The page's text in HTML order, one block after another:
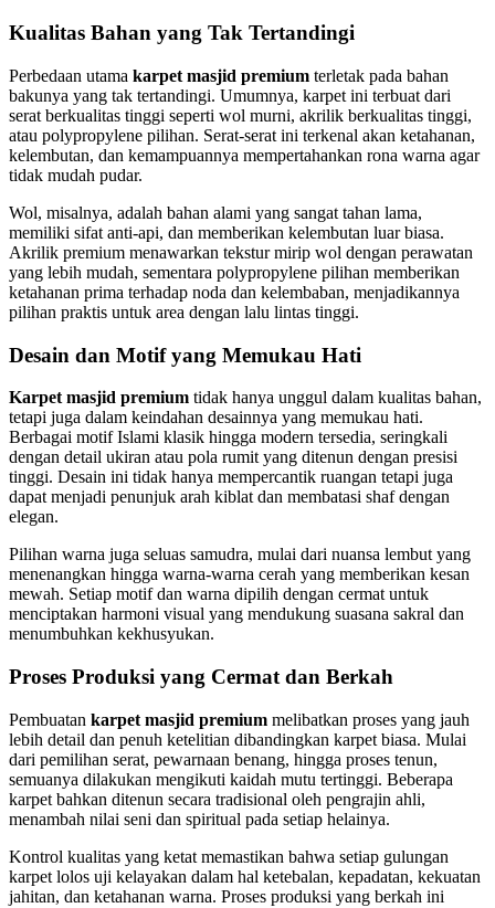
Kualitas Bahan yang Tak Tertandingi
Perbedaan utama karpet masjid premium terletak pada bahan
bakunya yang tak tertandingi. Umumnya, karpet ini terbuat dari
serat berkualitas tinggi seperti wol murni, akrilik berkualitas tinggi,
atau polypropylene pilihan. Serat-serat ini terkenal akan ketahanan,
kelembutan, dan kemampuannya mempertahankan rona warna agar
tidak mudah pudar.
Wol, misalnya, adalah bahan alami yang sangat tahan lama,
memiliki sifat anti-api, dan memberikan kelembutan luar biasa.
Akrilik premium menawarkan tekstur mirip wol dengan perawatan
yang lebih mudah, sementara polypropylene pilihan memberikan
ketahanan prima terhadap noda dan kelembaban, menjadikannya
pilihan praktis untuk area dengan lalu lintas tinggi.
Desain dan Motif yang Memukau Hati
Karpet masjid premium tidak hanya unggul dalam kualitas bahan,
tetapi juga dalam keindahan desainnya yang memukau hati.
Berbagai motif Islami klasik hingga modern tersedia, seringkali
dengan detail ukiran atau pola rumit yang ditenun dengan presisi
tinggi. Desain ini tidak hanya mempercantik ruangan tetapi juga
dapat menjadi penunjuk arah kiblat dan membatasi shaf dengan
elegan.
Pilihan warna juga seluas samudra, mulai dari nuansa lembut yang
menenangkan hingga warna-warna cerah yang memberikan kesan
mewah. Setiap motif dan warna dipilih dengan cermat untuk
menciptakan harmoni visual yang mendukung suasana sakral dan
menumbuhkan kekhusyukan.
Proses Produksi yang Cermat dan Berkah
Pembuatan karpet masjid premium melibatkan proses yang jauh
lebih detail dan penuh ketelitian dibandingkan karpet biasa. Mulai
dari pemilihan serat, pewarnaan benang, hingga proses tenun,
semuanya dilakukan mengikuti kaidah mutu tertinggi. Beberapa
karpet bahkan ditenun secara tradisional oleh pengrajin ahli,
menambah nilai seni dan spiritual pada setiap helainya.
Kontrol kualitas yang ketat memastikan bahwa setiap gulungan
karpet lolos uji kelayakan dalam hal ketebalan, kepadatan, kekuatan
jahitan, dan ketahanan warna. Proses produksi yang berkah ini